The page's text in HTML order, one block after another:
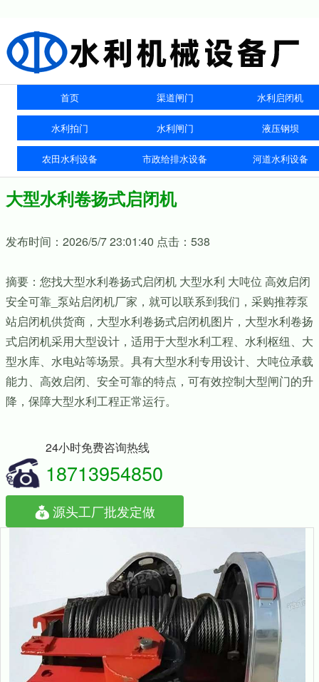
首页 渠道闸门 水利启闭机
水利拍门 水利闸门 液压钢坝
农田水利设备 市政给排水设备 河道水利设备
大型水利卷扬式启闭机
发布时间：2026/5/7 23:01:40 点击：538
摘要：您找大型水利卷扬式启闭机 大型水利 大吨位 高效启闭
安全可靠_泵站启闭机厂家，就可以联系到我们，采购推荐泵
站启闭机供货商，大型水利卷扬式启闭机图片，大型水利卷扬
式启闭机采用大型设计，适用于大型水利工程、水利枢纽、大
型水库、水电站等场景。具有大型水利专用设计、大吨位承载
能力、高效启闭、安全可靠的特点，可有效控制大型闸门的升
降，保障大型水利工程正常运行。
24小时免费咨询热线
18713954850
源头工厂批发定做